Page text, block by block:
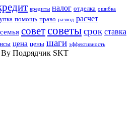
кредиты налог отделка ошибка
помощь право развод расчет
семья советсоветысрок ставка
цена цены шаги эффективность
Подрядчик SKT